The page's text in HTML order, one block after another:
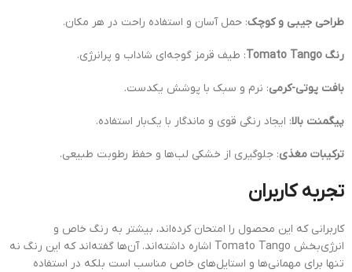
طراحی جیبی و کوچک: حمل آسان و استفاده راحت در هر مکان.
رنگ Tomato Tango : طیف قرمز گوجه‌ای شاداب و پرانرژی.
بافت پوتی-کرمی: نرم و سبک با پوشش یکدست.
پیگمنت بالا: ایجاد رنگی قوی و ماندگار با یک‌بار استفاده.
ترکیبات مغذی: جلوگیری از خشکی لب‌ها و حفظ رطوبت طبیعی.
تجربه کاربران
کاربرانی که این محصول را امتحان کرده‌اند، بیشتر به رنگ خاص و
انرژی‌بخش Tomato Tango اشاره داشته‌اند. آن‌ها گفته‌اند که این رنگ نه
تنها برای مهمانی‌ها و استایل‌های خاص مناسب است بلکه در استفاده